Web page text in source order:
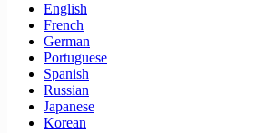
English
French
German
Portuguese
Spanish
Russian
Japanese
Korean